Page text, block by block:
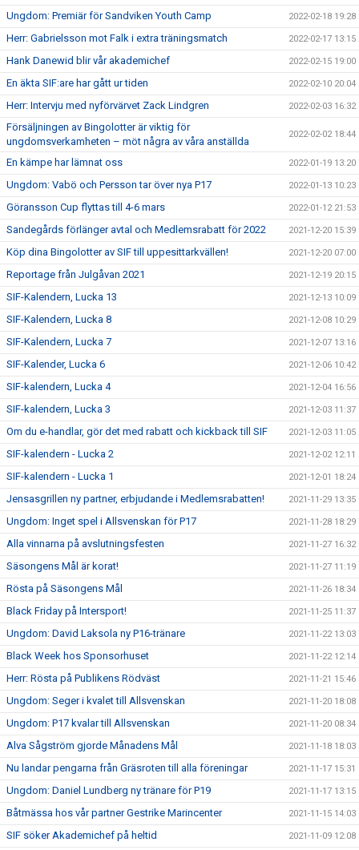
Ungdom: Premiär för Sandviken Youth Camp 2022-02-18 19:28
Herr: Gabrielsson mot Falk i extra träningsmatch 2022-02-17 13:15
Hank Danewid blir vår akademichef 2022-02-15 19:00
En äkta SIF:are har gått ur tiden 2022-02-10 20:04
Herr: Intervju med nyförvärvet Zack Lindgren 2022-02-03 16:32
Försäljningen av Bingolotter är viktig för
ungdomsverkamheten – möt några av våra anställda
2022-02-02 18:44
En kämpe har lämnat oss 2022-01-19 13:20
Ungdom: Vabö och Persson tar över nya P17 2022-01-13 10:23
Göransson Cup flyttas till 4-6 mars 2022-01-12 21:53
Sandegårds förlänger avtal och Medlemsrabatt för 2022 2021-12-20 15:39
Köp dina Bingolotter av SIF till uppesittarkvällen! 2021-12-20 07:00
Reportage från Julgåvan 2021 2021-12-19 20:15
SIF-Kalendern, Lucka 13 2021-12-13 10:09
SIF-Kalendern, Lucka 8 2021-12-08 10:29
SIF-Kalendern, Lucka 7 2021-12-07 13:16
SIF-Kalender, Lucka 6 2021-12-06 10:42
SIF-kalendern, Lucka 4 2021-12-04 16:56
SIF-kalendern, Lucka 3 2021-12-03 11:37
Om du e-handlar, gör det med rabatt och kickback till SIF 2021-12-03 11:05
SIF-kalendern - Lucka 2 2021-12-02 12:11
SIF-kalendern - Lucka 1 2021-12-01 18:24
Jensasgrillen ny partner, erbjudande i Medlemsrabatten! 2021-11-29 13:35
Ungdom: Inget spel i Allsvenskan för P17 2021-11-28 18:29
Alla vinnarna på avslutningsfesten 2021-11-27 16:32
Säsongens Mål är korat! 2021-11-27 11:19
Rösta på Säsongens Mål 2021-11-26 18:34
Black Friday på Intersport! 2021-11-25 11:37
Ungdom: David Laksola ny P16-tränare 2021-11-22 13:03
Black Week hos Sponsorhuset 2021-11-22 12:14
Herr: Rösta på Publikens Rödväst 2021-11-21 15:46
Ungdom: Seger i kvalet till Allsvenskan 2021-11-20 18:08
Ungdom: P17 kvalar till Allsvenskan 2021-11-20 08:34
Alva Sågström gjorde Månadens Mål 2021-11-18 18:03
Nu landar pengarna från Gräsroten till alla föreningar 2021-11-17 15:31
Ungdom: Daniel Lundberg ny tränare för P19 2021-11-17 13:15
Båtmässa hos vår partner Gestrike Marincenter 2021-11-15 14:03
SIF söker Akademichef på heltid 2021-11-09 12:08